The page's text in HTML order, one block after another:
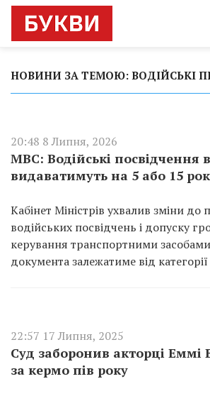
НОВИНИ ЗА ТЕМОЮ: ВОДІЙСЬКІ
20:48 8 Липня, 2026
МВС: Водійські посвідчення
видаватимуть на 5 або 15
Кабінет Міністрів ухвалив зміни до
водійських посвідчень і допуску
керування транспортними
документа залежатиме від
22:57 17 Липня, 2025
Суд заборонив акторці Еммі
за кермо пів року